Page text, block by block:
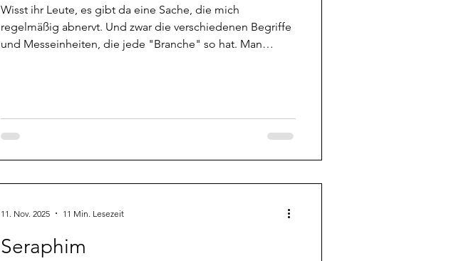
Wisst ihr Leute, es gibt da eine Sache, die mich
regelmäßig abnervt. Und zwar die verschiedenen Begriffe
und Messeinheiten, die jede "Branche" so hat. Man
Seraphim
11. Nov. 2025 11 Min. Lesezeit